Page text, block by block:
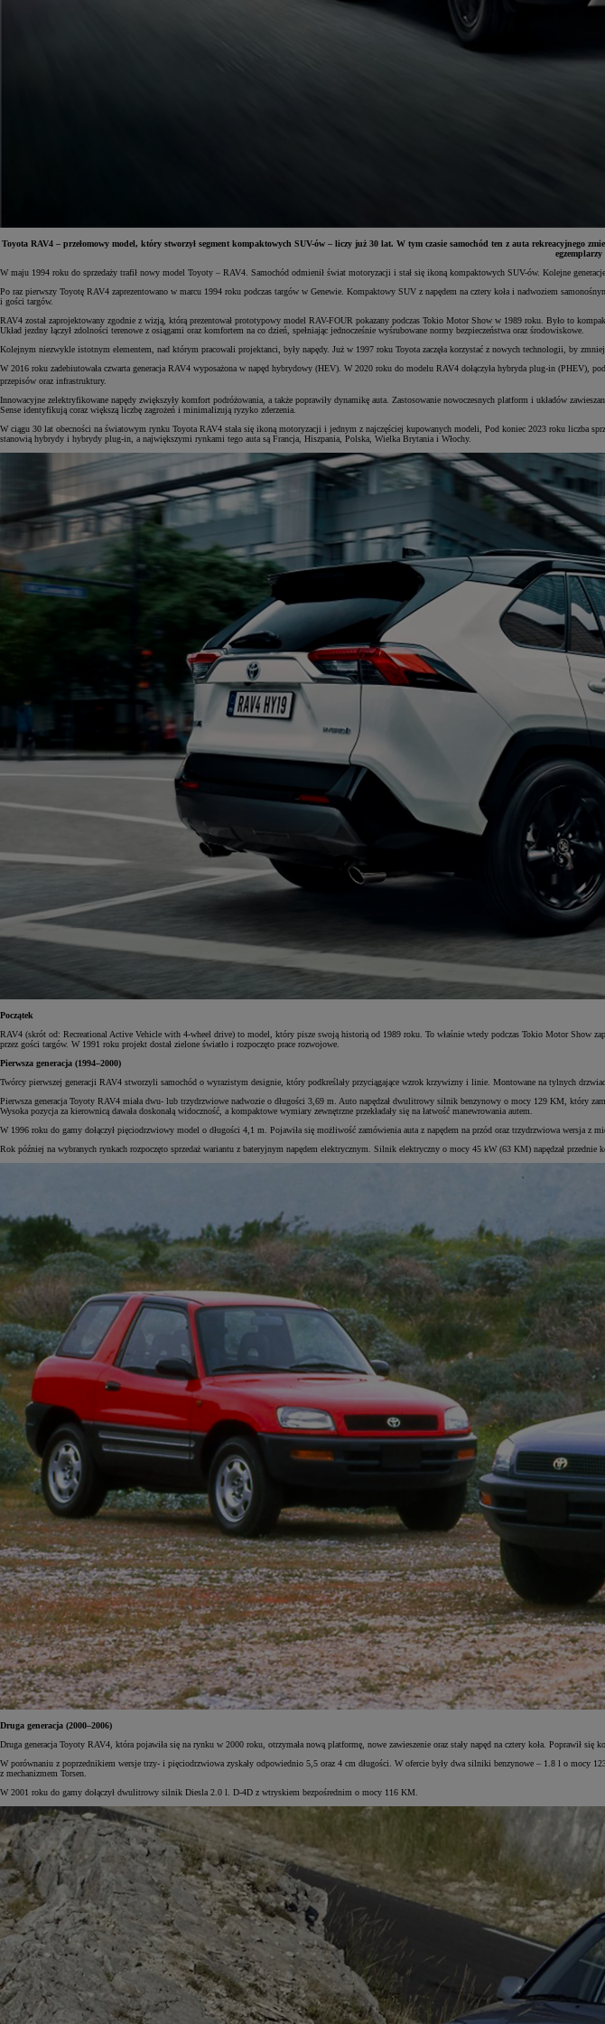
Yaris Cross
HYBRID
Od105 300 zł
Corolla Hatchback
HYBRID
Toyota RAV4 – przełomowy model, który stworzył segment kompaktowych SUV-ów – liczy już 30 lat. W tym czasie samochód ten z auta rekreacyjnego
W maju 1994 roku do sprzedaży trafił nowy model Toyoty – RAV4. Samochód odmienił świat motoryzacji i stał się ikoną kompaktowych SUV-ów. Kolejne
Po raz pierwszy Toyotę RAV4 zaprezentowano w marcu 1994 roku podczas targów w Genewie. Kompaktowy SUV z napędem na cztery koła i nadwoziem
i gości targów.
RAV4 został zaprojektowany zgodnie z wizją, którą prezentował prototypowy model RAV-FOUR pokazany podczas Tokio Motor Show w 1989 roku. Było to
Układ jezdny łączył zdolności terenowe z osiągami oraz komfortem na co dzień, spełniając jednocześnie wyśrubowane normy bezpieczeństwa oraz środowiskowe.
Kolejnym niezwykle istotnym elementem, nad którym pracowali projektanci, były napędy. Już w 1997 roku Toyota zaczęła korzystać z nowych technologii, by
W 2016 roku zadebiutowała czwarta generacja RAV4 wyposażona w napęd hybrydowy (HEV). W 2020 roku do modelu RAV4 dołączyła hybryda plug-in (PHEV),
przepisów oraz infrastruktury.
Innowacyjne zelektryfikowane napędy zwiększyły komfort podróżowania, a także poprawiły dynamikę auta. Zastosowanie nowoczesnych platform i układów
Sense identyfikują coraz większą liczbę zagrożeń i minimalizują ryzyko zderzenia.
W ciągu 30 lat obecności na światowym rynku Toyota RAV4 stała się ikoną motoryzacji i jednym z najczęściej kupowanych modeli, Pod koniec 2023 roku liczba
stanowią hybrydy i hybrydy plug-in, a największymi rynkami tego auta są Francja, Hiszpania, Polska, Wielka Brytania i Włochy.
Początek
RAV4 (skrót od: Recreational Active Vehicle with 4-wheel drive) to model, który pisze swoją historią od 1989 roku. To właśnie wtedy podczas Tokio Motor Show
przez gości targów. W 1991 roku projekt dostał zielone światło i rozpoczęto prace rozwojowe.
Pierwsza generacja (1994–2000)
Twórcy pierwszej generacji RAV4 stworzyli samochód o wyrazistym designie, który podkreślały przyciągające wzrok krzywizny i linie. Montowane na tylnych
Pierwsza generacja Toyoty RAV4 miała dwu- lub trzydrzwiowe nadwozie o długości 3,69 m. Auto napędzał dwulitrowy silnik benzynowy o mocy 129 KM, który
Wysoka pozycja za kierownicą dawała doskonałą widoczność, a kompaktowe wymiary zewnętrzne przekładały się na łatwość manewrowania autem.
W 1996 roku do gamy dołączył pięciodrzwiowy model o długości 4,1 m. Pojawiła się możliwość zamówienia auta z napędem na przód oraz trzydrzwiowa wersja z
Rok później na wybranych rynkach rozpoczęto sprzedaż wariantu z bateryjnym napędem elektrycznym. Silnik elektryczny o mocy 45 kW (63 KM) napędzał przednie
Druga generacja (2000–2006)
Druga generacja Toyoty RAV4, która pojawiła się na rynku w 2000 roku, otrzymała nową platformę, nowe zawieszenie oraz stały napęd na cztery koła. Poprawił
W porównaniu z poprzednikiem wersje trzy- i pięciodrzwiowa zyskały odpowiednio 5,5 oraz 4 cm długości. W ofercie były dwa silniki benzynowe – 1.8 l o mocy
z mechanizmem Torsen.
W 2001 roku do gamy dołączył dwulitrowy silnik Diesla 2.0 l. D-4D z wtryskiem bezpośrednim o mocy 116 KM.